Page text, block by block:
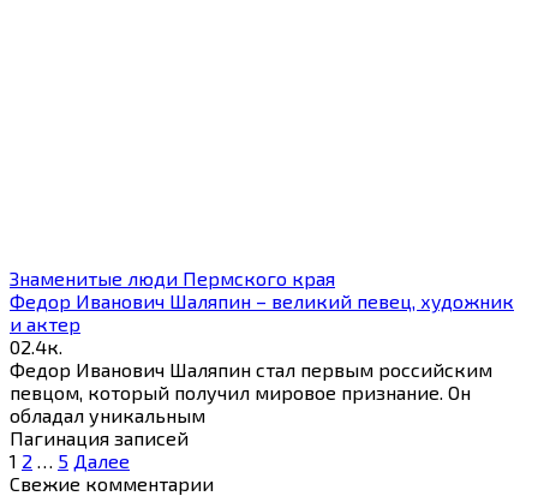
Знаменитые люди Пермского края
Федор Иванович Шаляпин – великий певец, художник
и актер
02.4к.
Федор Иванович Шаляпин стал первым российским
певцом, который получил мировое признание. Он
обладал уникальным
Пагинация записей
1 2 … 5 Далее
Свежие комментарии